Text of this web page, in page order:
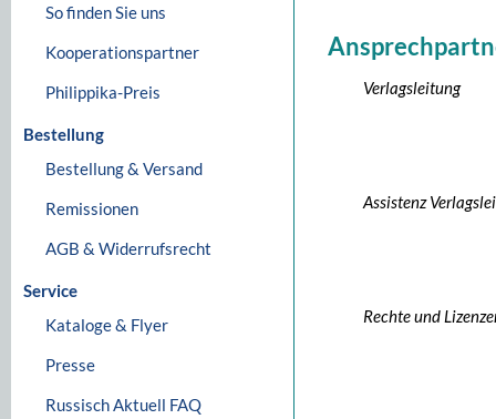
So finden Sie uns
Kooperationspartner
Philippika-Preis
Bestellung
Bestellung & Versand
Remissionen
AGB & Widerrufsrecht
Service
Kataloge & Flyer
Presse
Russisch Aktuell FAQ
Verlagsleitung
Assistenz
Rechte und